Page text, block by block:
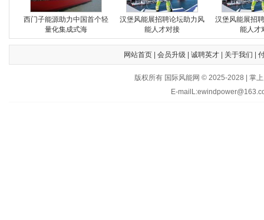
西门子能源助力中国首个轻
量化集成式海
汉堡风能展招聘论坛助力风
能人才对接
汉堡风能展招
能人才
网站首页| 会员升级 诚聘英才| 关于我们
版权所有 国际风能网 © 2025-2028 | 掌
E-